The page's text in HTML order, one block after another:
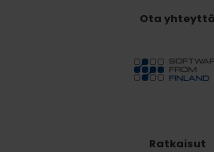
Ota yhteyttä
Ratkaisut